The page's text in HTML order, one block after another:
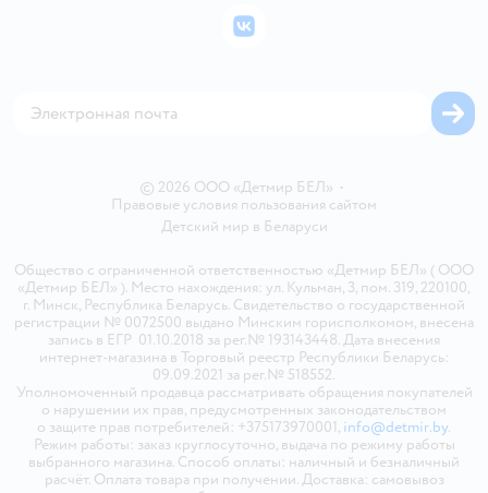
Политика использования файлов cookie
Бонусные карты
© 2026 ООО «Детмир БЕЛ» •
Правовые условия пользования сайтом
Детский мир в Беларуси
Общество с ограниченной ответственностью «Детмир БЕЛ» ( ООО
«Детмир БЕЛ» ). Место нахождения: ул. Кульман, 3, пом. 319, 220100,
г. Минск, Республика Беларусь. Свидетельство о государственной
регистрации № 0072500 выдано Минским горисполкомом, внесена
запись в ЕГР 01.10.2018 за рег.№ 193143448. Дата внесения
интернет-магазина в Торговый реестр Республики Беларусь:
09.09.2021 за рег.№ 518552.
Уполномоченный продавца рассматривать обращения покупателей
о нарушении их прав, предусмотренных законодательством
о защите прав потребителей: +375173970001, info@detmir.by.
Режим работы: заказ круглосуточно, выдача по режиму работы
выбранного магазина. Способ оплаты: наличный и безналичный
расчёт. Оплата товара при получении. Доставка: самовывоз
ВКонтакте